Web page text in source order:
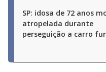
SP: idosa de 72 anos
atropelada durante
perseguição a carro